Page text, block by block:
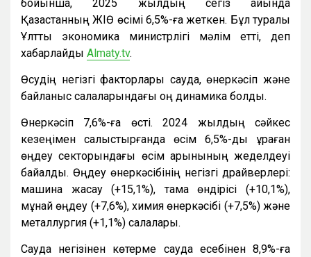
бойынша, 2025 жылдың сегіз айында
Қазақстанның ЖІӨ өсімі 6,5%-ға жеткен. Бұл туралы
Ұлттық экономика министрлігі мәлім етті, деп
хабарлайды Almaty.tv.
Өсудің негізгі факторлары сауда, өнеркәсіп және
байланыс салаларындағы оң динамика болды.
Өнеркәсіп 7,6%-ға өсті. 2024 жылдың сәйкес
кезеңімен салыстырғанда өсім 6,5%-ды құраған
өңдеу секторындағы өсім қарқынының жеделдеуі
байқалды. Өңдеу өнеркәсібінің негізгі драйверлері:
машина жасау (+15,1%), тамақ өндірісі (+10,1%),
мұнай өңдеу (+7,6%), химия өнеркәсібі (+7,5%) және
металлургия (+1,1%) салалары.
Сауда негізінен көтерме сауда есебінен 8,9%-ға